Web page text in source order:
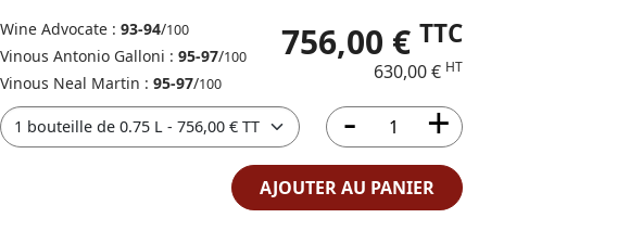
Wine Advocate : 93-94/100
Vinous Antonio Galloni : 95-97/100
Vinous Neal Martin : 95-97/100
756,00 € TTC
630,00 € HT
AJOUTER AU PANIER